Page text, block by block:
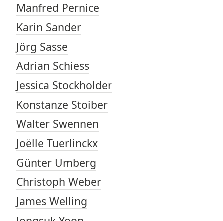
Manfred Pernice
Karin Sander
Jörg Sasse
Adrian Schiess
Jessica Stockholder
Konstanze Stoiber
Walter Swennen
Joëlle Tuerlinckx
Günter Umberg
Christoph Weber
James Welling